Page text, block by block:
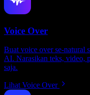
Voice Over
Buat voice over se-natural
AI. Narasikan teks, video,
saja.
Lihat Voice Over